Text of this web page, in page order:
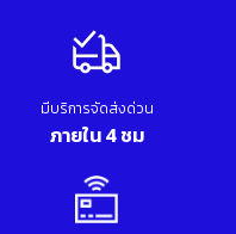
มีบริการจัดส่งด่วน
ภายใน 4 ชม